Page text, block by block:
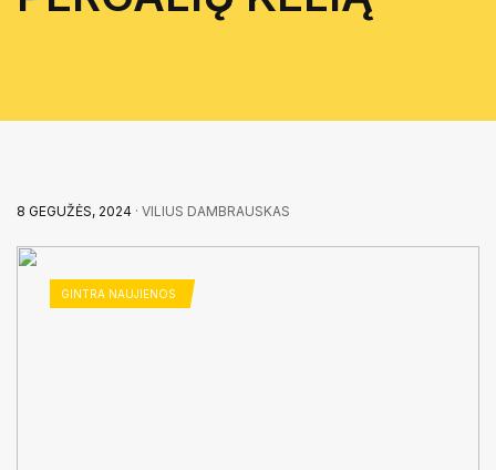
8 GEGUŽĖS, 2024 · VILIUS DAMBRAUSKAS
GINTRA NAUJIENOS